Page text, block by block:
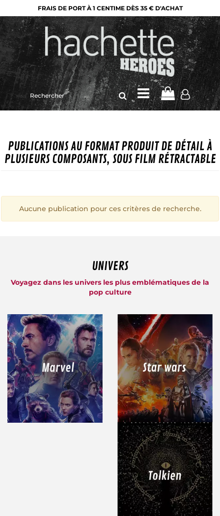
FRAIS DE PORT À 1 CENTIME DÈS 35 € D'ACHAT
Rechercher
sur
le
PUBLICATIONS AU FORMAT PRODUIT DE DÉTAIL À
PLUSIEURS COMPOSANTS, SOUS FILM RÉTRACTABLE
Aucune publication pour ces critères de recherche.
UNIVERS
Voyagez dans les univers les plus emblématiques de la
pop culture